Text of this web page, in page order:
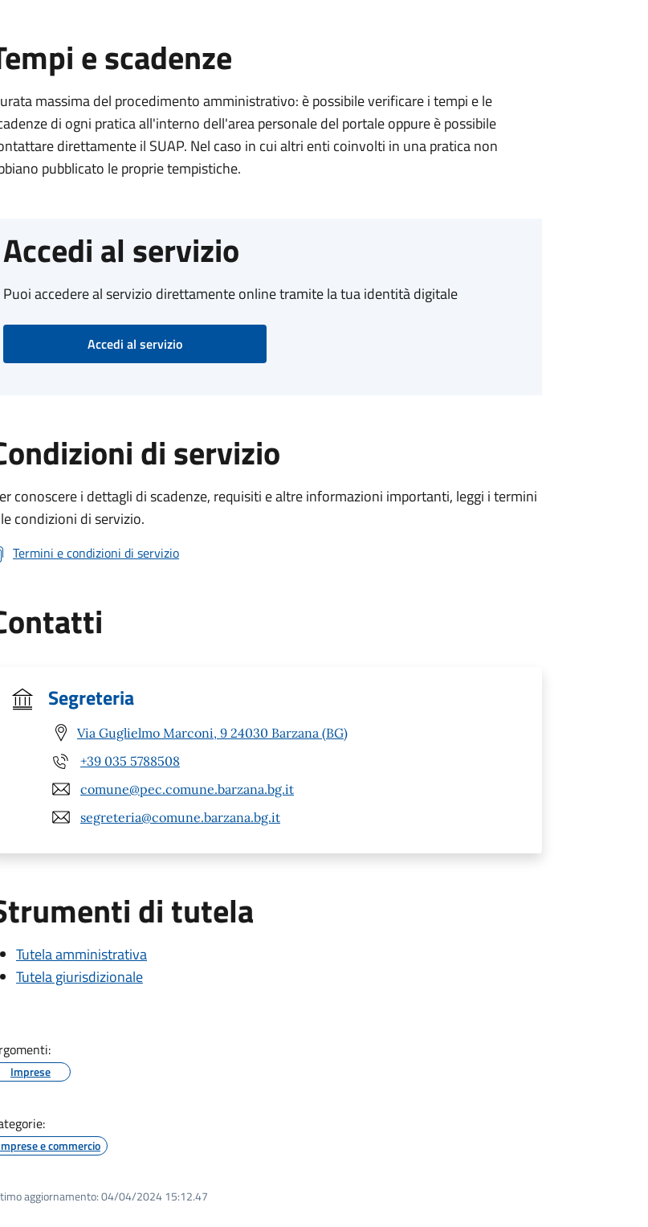
e scadenze
massima del procedimento amministrativo: è possibile verificare i tempi e le
di ogni pratica all'interno dell'area personale del portale oppure è possibile
direttamente il SUAP. Nel caso in cui altri enti coinvolti in una pratica non
pubblicato le proprie tempistiche.
Accedi al servizio
Puoi accedere al servizio direttamente online tramite la tua identità digitale
Accedi al servizio
di servizio
conoscere i dettagli di scadenze, requisiti e altre informazioni importanti, leggi i termini
condizioni di servizio.
Termini e condizioni di servizio
Segreteria
Via Guglielmo Marconi, 9 24030 Barzana (BG)
+39 035 5788508
comune@pec.comune.barzana.bg.it
segreteria@comune.barzana.bg.it
di tutela
Tutela amministrativa
Tutela giurisdizionale
Imprese
e commercio
aggiornamento:04/04/2024 15:12.47